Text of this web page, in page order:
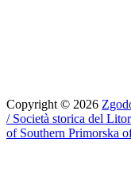
Copyright © 2026
/ Società storica del
of Southern Primorska